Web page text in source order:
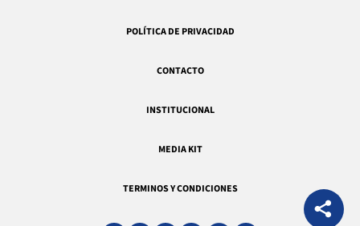
POLÍTICA DE PRIVACIDAD
CONTACTO
INSTITUCIONAL
MEDIA KIT
TERMINOS Y CONDICIONES